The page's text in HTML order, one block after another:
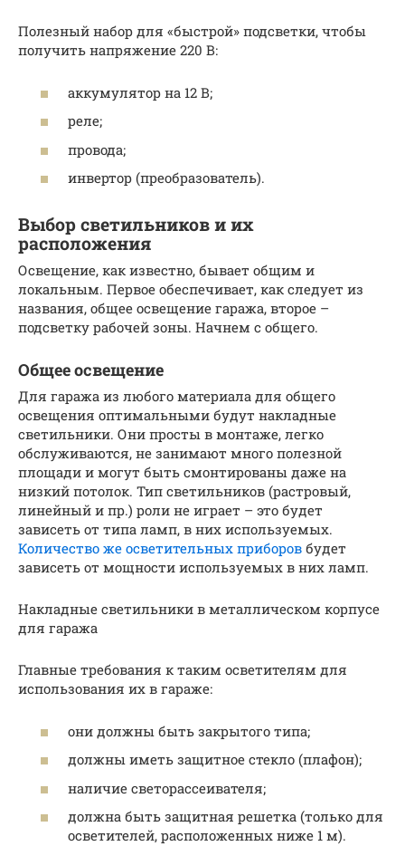
Полезный набор для «быстрой» подсветки, чтобы
получить напряжение 220 В:
аккумулятор на 12 В;
реле;
провода;
инвертор (преобразователь).
Выбор светильников и их
расположения
Освещение, как известно, бывает общим и
локальным. Первое обеспечивает, как следует из
названия, общее освещение гаража, второе –
подсветку рабочей зоны. Начнем с общего.
Общее освещение
Для гаража из любого материала для общего
освещения оптимальными будут накладные
светильники. Они просты в монтаже, легко
обслуживаются, не занимают много полезной
площади и могут быть смонтированы даже на
низкий потолок. Тип светильников (растровый,
линейный и пр.) роли не играет – это будет
зависеть от типа ламп, в них используемых.
Количество же осветительных приборов будет
зависеть от мощности используемых в них ламп.
Накладные светильники в металлическом корпусе
для гаража
Главные требования к таким осветителям для
использования их в гараже:
они должны быть закрытого типа;
должны иметь защитное стекло (плафон);
наличие светорассеивателя;
должна быть защитная решетка (только для
осветителей, расположенных ниже 1 м).